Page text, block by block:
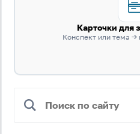
Карточки для
Конспект или тема →